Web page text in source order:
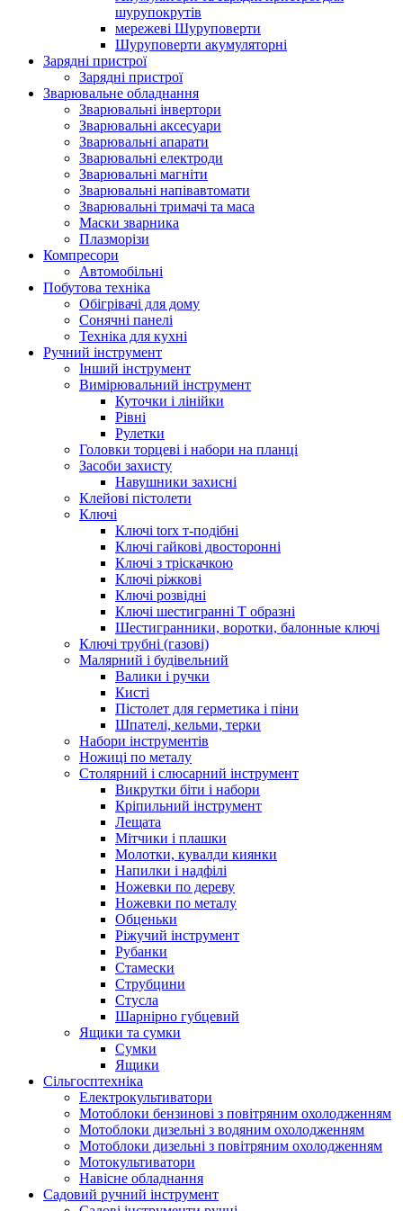
шурупокрутів
мережеві Шуруповерти
Шуруповерти акумуляторні
Зарядні пристрої
Зарядні пристрої
Зварювальне обладнання
Зварювальні інвертори
Зварювальні аксесуари
Зварювальні апарати
Зварювальні електроди
Зварювальні магніти
Зварювальні напівавтомати
Зварювальні тримачі та маса
Маски зварника
Плазморізи
Компресори
Автомобільні
Побутова техніка
Обігрівачі для дому
Сонячні панелі
Техніка для кухні
Ручний інструмент
Інший інструмент
Вимірювальний інструмент
Куточки і лінійки
Рівні
Рулетки
Головки торцеві і набори на планці
Засоби захисту
Навушники захисні
Клейові пістолети
Ключі
Ключі torx т-подібні
Ключі гайкові двосторонні
Ключі з тріскачкою
Ключі ріжкові
Ключі розвідні
Ключі шестигранні Т образні
Шестигранники, воротки, балонные ключі
Ключі трубні (газові)
Малярний і будівельний
Валики і ручки
Кисті
Пістолет для герметика і піни
Шпателі, кельми, терки
Набори інструментів
Ножиці по металу
Столярний і слюсарний інструмент
Викрутки біти і набори
Кріпильний інструмент
Лещата
Мітчики і плашки
Молотки, кувалди киянки
Напилки і надфілі
Ножевки по дереву
Ножевки по металу
Обценьки
Ріжучий інструмент
Рубанки
Стамески
Струбцини
Стусла
Шарнірно губцевий
Ящики та сумки
Сумки
Ящики
Сільгосптехніка
Електрокультиватори
Мотоблоки бензинові з повітряним охолодженням
Мотоблоки дизельні з водяним охолодженням
Мотоблоки дизельні з повітряним охолодженням
Мотокультиватори
Навісне обладнання
Садовий ручний інструмент